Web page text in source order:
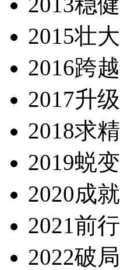
2015壮大
2016跨越
2017升级
2018求精
2019蜕变
2020成就
2021前行
2022破局